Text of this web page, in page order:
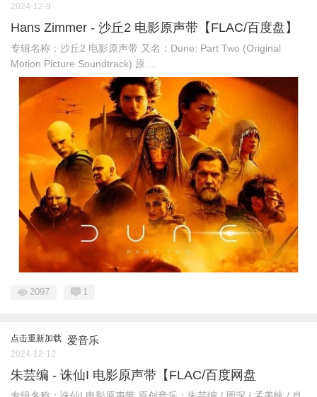
2024-12-9
Hans Zimmer - 沙丘2 电影原声带【FLAC/百度盘】
专辑名称：沙丘2 电影原声带 又名：Dune: Part Two (Original
Motion Picture Soundtrack) 原 ...
2097 1
点击重新加载 爱音乐
2024-12-12
朱芸编 - 诛仙I 电影原声带【FLAC/百度网盘